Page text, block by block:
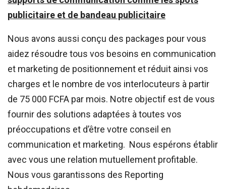
publicitaire et de bandeau publicitaire
Nous avons aussi conçu des packages pour vous
aidez résoudre tous vos besoins en communication
et marketing de positionnement et réduit ainsi vos
charges et le nombre de vos interlocuteurs à partir
de 75 000 FCFA par mois. Notre objectif est de vous
fournir des solutions adaptées à toutes vos
préoccupations et d’être votre conseil en
communication et marketing. Nous espérons établir
avec vous une relation mutuellement profitable.
Nous vous garantissons des Reporting